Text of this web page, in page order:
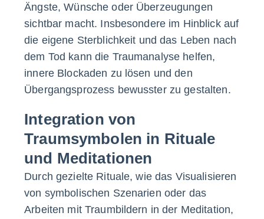
Ängste, Wünsche oder Überzeugungen
sichtbar macht. Insbesondere im Hinblick auf
die eigene Sterblichkeit und das Leben nach
dem Tod kann die Traumanalyse helfen,
innere Blockaden zu lösen und den
Übergangsprozess bewusster zu gestalten.
Integration von
Traumsymbolen in Rituale
und Meditationen
Durch gezielte Rituale, wie das Visualisieren
von symbolischen Szenarien oder das
Arbeiten mit Traumbildern in der Meditation,